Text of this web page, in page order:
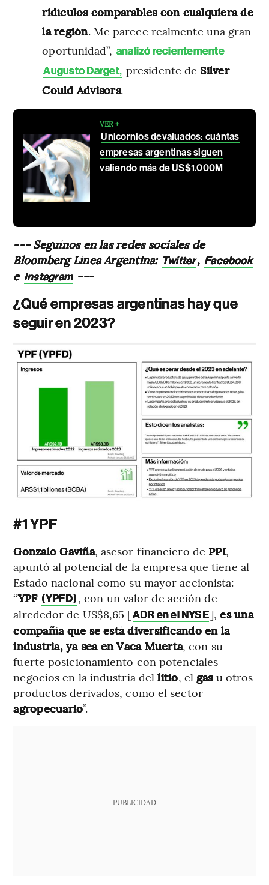
ridículos comparables con cualquiera de
la región. Me parece realmente una gran
oportunidad”, analizó recientemente
Augusto Darget, presidente de Silver
Could Advisors.
VER +
Unicornios devaluados: cuántas
empresas argentinas siguen
valiendo más de US$1.000M
--- Seguínos en las redes sociales de
Bloomberg Línea Argentina: Twitter, Facebook
e Instagram ---
¿Qué empresas argentinas hay que
seguir en 2023?
#1 YPF
Gonzalo Gaviña, asesor financiero de PPI,
apuntó al potencial de la empresa que tiene al
Estado nacional como su mayor accionista:
“YPF (YPFD), con un valor de acción de
alrededor de US$8,65 [ADR en el NYSE], es una
compañía que se está diversificando en la
industria, ya sea en Vaca Muerta, con su
fuerte posicionamiento con potenciales
negocios en la industria dellitio, el gasu otros
productos derivados, como el sector
agropecuario”.
PUBLICIDAD